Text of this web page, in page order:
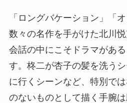
「ロングバケーション」「
数々の名作を手がけた北川
会話の中にこそドラマがあ
す。柊二が杏子の髪を洗う
に行くシーンなど、特別で
のないものとして描く手腕